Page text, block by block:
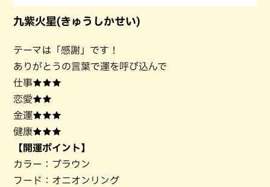
九紫火星(きゅうしかせい)
テーマは「感謝」です！
ありがとうの言葉で運を呼び込んで
仕事★★★
恋愛★★
金運★★★
健康★★★
【開運ポイント】
カラー：ブラウン
フード：オニオンリング